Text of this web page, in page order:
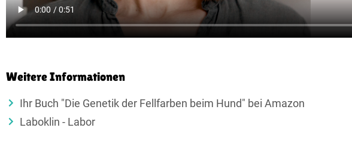
Weitere Informationen
Ihr Buch "Die Genetik der Fellfarben beim Hund" bei Amazon
Laboklin - Labor